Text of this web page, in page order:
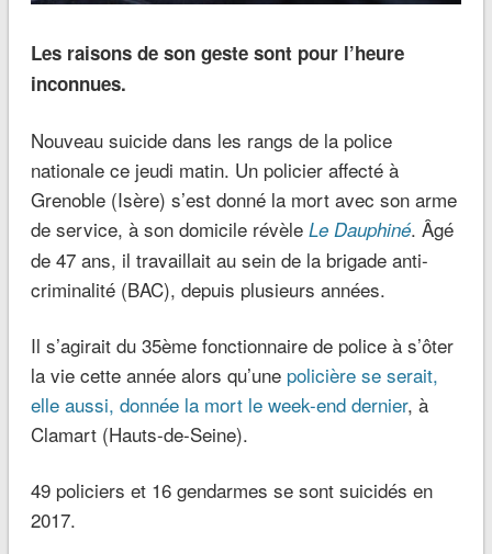
Les raisons de son geste sont pour l’heure
inconnues.
Nouveau suicide dans les rangs de la police
nationale ce jeudi matin. Un policier affecté à
Grenoble (Isère) s’est donné la mort avec son arme
de service, à son domicile révèle Le Dauphiné. Âgé
de 47 ans, il travaillait au sein de la brigade anti-
criminalité (BAC), depuis plusieurs années.
Il s’agirait du 35ème fonctionnaire de police à s’ôter
la vie cette année alors qu’une policière se serait,
elle aussi, donnée la mort le week-end dernier, à
Clamart (Hauts-de-Seine).
49 policiers et 16 gendarmes se sont suicidés en
2017.